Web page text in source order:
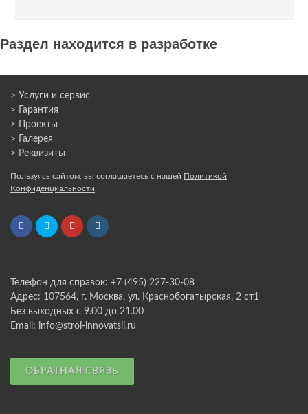
Раздел находится в разработке
> Услуги и сервис
> Гарантия
> Проекты
> Галерея
> Реквизиты
Пользуясь сайтом, вы соглашаетесь с нашей Политикой
Конфиденциальности
Телефон для справок: +7 (495) 227-30-08
Адрес: 107564, г. Москва, ул. Краснобогатырская, 2 ст1
Без выходных с 9.00 до 21.00
Email: info@stroi-innovatsii.ru
ОБРАТНАЯ СВЯЗЬ